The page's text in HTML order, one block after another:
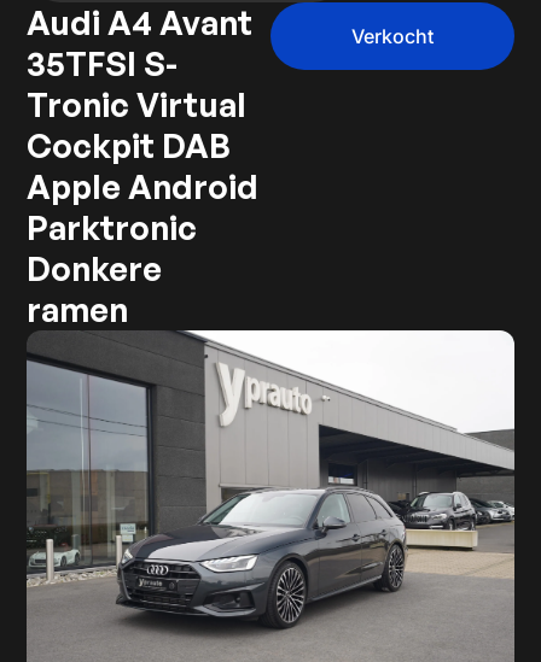
Audi A4 Avant
35TFSI S-
Tronic Virtual
Cockpit DAB
Apple Android
Parktronic
Donkere
ramen
Verkocht